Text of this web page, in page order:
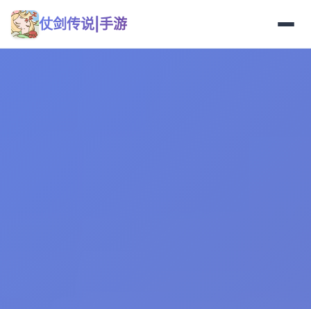
仗剑传说|手游